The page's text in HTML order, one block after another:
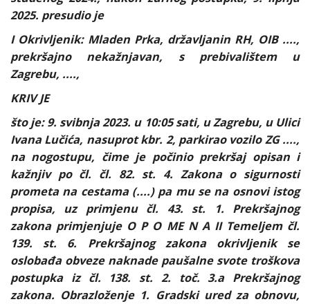
2025. presudio je
I Okrivljenik: Mladen Prka, državljanin RH, OIB ....,
prekršajno nekažnjavan, s prebivalištem u
Zagrebu, ....,
KRIV JE
što je: 9. svibnja 2023. u 10:05 sati, u Zagrebu, u Ulici
Ivana Lučića, nasuprot kbr. 2, parkirao vozilo ZG ....,
na nogostupu, čime je počinio prekršaj opisan i
kažnjiv po čl. čl. 82. st. 4. Zakona o sigurnosti
prometa na cestama (....) pa mu se na osnovi istog
propisa, uz primjenu čl. 43. st. 1. Prekršajnog
zakona primjenjuje O P O ME N A II Temeljem čl.
139. st. 6. Prekršajnog zakona okrivljenik se
oslobađa obveze naknade paušalne svote troškova
postupka iz čl. 138. st. 2. toč. 3.a Prekršajnog
zakona. Obrazloženje 1. Gradski ured za obnovu,